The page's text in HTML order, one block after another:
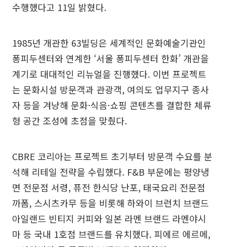
수행했다고 11일 밝혔다.
1985년 개관한 63빌딩은 세계적인 문화예술기관인
퐁피두센터와 연계한 ‘서울 퐁피두센터 한화’ 개관을
계기로 대대적인 리뉴얼을 진행했다. 이번 프로젝트
는 문화시설 방문객과 관광객, 여의도 업무지구 종사
자 등을 겨냥해 문화·식음·쇼핑 콘텐츠를 결합한 체류
형 공간 조성에 초점을 맞췄다.
CBRE 코리아는 프로젝트 초기부터 방문객 수요를 분
석해 리테일 전략을 수립했다. F&B 부문에는 평양냉
면 전문점 서령, 퓨전 한식당 난포, 태국요리 전문점
까폼, 스시츠카무 등을 비롯해 하와이 브런치 브랜드
아일랜드 빈티지 커피와 일본 라멘 브랜드 라멘야시
마 등 국내 1호점 브랜드를 유치했다. 피에르 에르메,